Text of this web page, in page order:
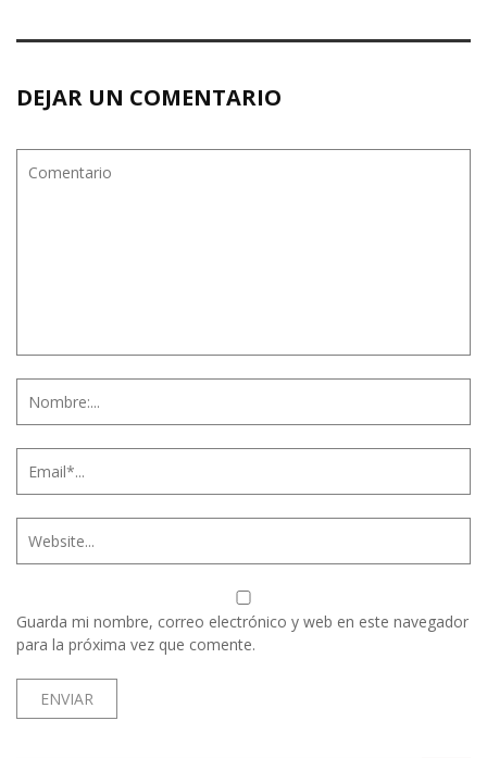
DEJAR UN COMENTARIO
Guarda mi nombre, correo electrónico y web en este navegador
para la próxima vez que comente.